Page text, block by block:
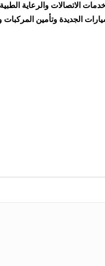
الاتصالات والرعاية
الجديدة وتأمين المركبات